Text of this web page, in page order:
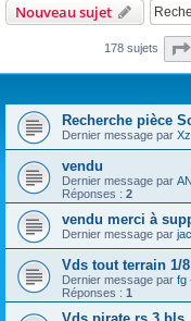
Nouveau sujet
178 sujets
Recherche pièce
Dernier message par
vendu
Dernier message par
Réponses : 2
vendu merci à
Dernier message par
Vds tout terrain 1/
Dernier message par fg
Réponses : 1